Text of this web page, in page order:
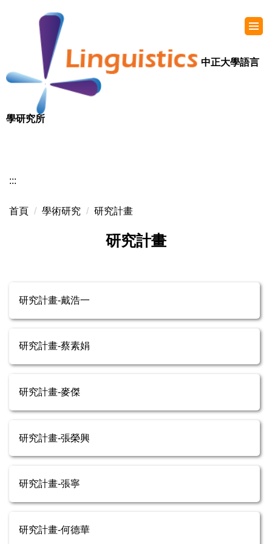
中正大學語言
學研究所
:::
首頁 學術研究 研究計畫
研究計畫
研究計畫-戴浩一
研究計畫-蔡素娟
研究計畫-麥傑
研究計畫-張榮興
研究計畫-張寧
研究計畫-何德華